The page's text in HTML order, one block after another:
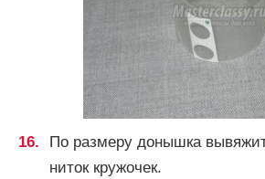
По размеру донышка
ниток кружочек.